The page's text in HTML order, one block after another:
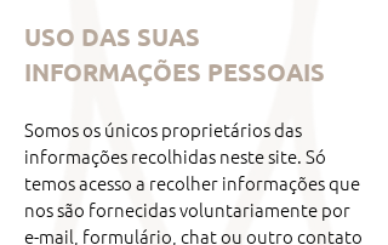
USO DAS SUAS
INFORMAÇÕES PESSOAIS
Somos os únicos proprietários das
informações recolhidas neste site. Só
temos acesso a recolher informações que
nos são fornecidas voluntariamente por
e-mail, formulário, chat ou outro contato